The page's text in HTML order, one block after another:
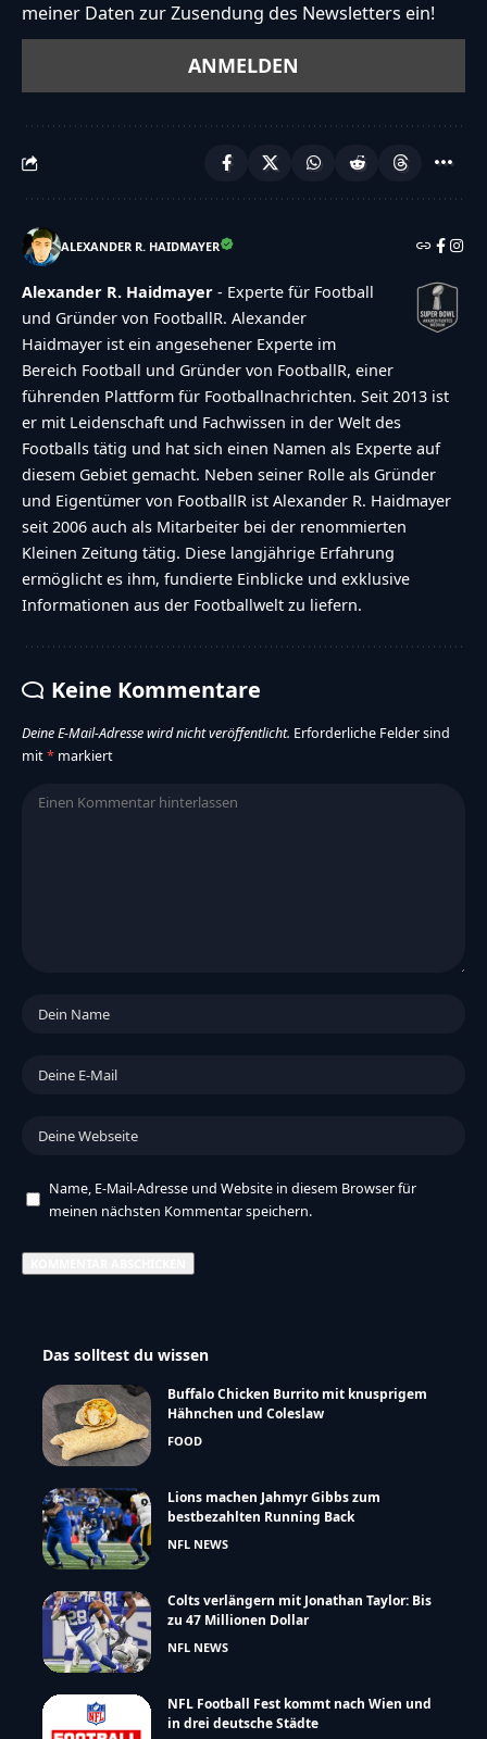
meiner Daten zur Zusendung des Newsletters ein!
ALEXANDER R. HAIDMAYER
Alexander R. Haidmayer - Experte für Football
und Gründer von FootballR. Alexander
Haidmayer ist ein angesehener Experte im
Bereich Football und Gründer von FootballR, einer
führenden Plattform für Footballnachrichten. Seit 2013 ist
er mit Leidenschaft und Fachwissen in der Welt des
Footballs tätig und hat sich einen Namen als Experte auf
diesem Gebiet gemacht. Neben seiner Rolle als Gründer
und Eigentümer von FootballR ist Alexander R. Haidmayer
seit 2006 auch als Mitarbeiter bei der renommierten
Kleinen Zeitung tätig. Diese langjährige Erfahrung
ermöglicht es ihm, fundierte Einblicke und exklusive
Informationen aus der Footballwelt zu liefern.
Keine Kommentare
Deine E-Mail-Adresse wird nicht veröffentlicht. Erforderliche Felder sind
mit* markiert
Name, E-Mail-Adresse und Website in diesem Browser für
meinen nächsten Kommentar speichern.
Das solltest du wissen
Buffalo Chicken Burrito mit knusprigem
Hähnchen und Coleslaw
FOOD
Lions machen Jahmyr Gibbs zum
bestbezahlten Running Back
NFL NEWS
Colts verlängern mit Jonathan Taylor: Bis
zu 47 Millionen Dollar
NFL NEWS
NFL Football Fest kommt nach Wien und
in drei deutsche Städte